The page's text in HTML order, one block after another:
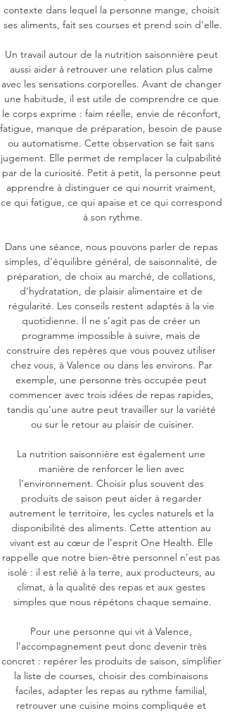
contexte dans lequel la personne mange, choisit
ses aliments, fait ses courses et prend soin d’elle.
Un travail autour de la nutrition saisonnière peut
aussi aider à retrouver une relation plus calme
avec les sensations corporelles. Avant de changer
une habitude, il est utile de comprendre ce que
le corps exprime : faim réelle, envie de réconfort,
fatigue, manque de préparation, besoin de pause
ou automatisme. Cette observation se fait sans
jugement. Elle permet de remplacer la culpabilité
par de la curiosité. Petit à petit, la personne peut
apprendre à distinguer ce qui nourrit vraiment,
ce qui fatigue, ce qui apaise et ce qui correspond
à son rythme.
Dans une séance, nous pouvons parler de repas
simples, d’équilibre général, de saisonnalité, de
préparation, de choix au marché, de collations,
d’hydratation, de plaisir alimentaire et de
régularité. Les conseils restent adaptés à la vie
quotidienne. Il ne s’agit pas de créer un
programme impossible à suivre, mais de
construire des repères que vous pouvez utiliser
chez vous, à Valence ou dans les environs. Par
exemple, une personne très occupée peut
commencer avec trois idées de repas rapides,
tandis qu’une autre peut travailler sur la variété
ou sur le retour au plaisir de cuisiner.
La nutrition saisonnière est également une
manière de renforcer le lien avec
l’environnement. Choisir plus souvent des
produits de saison peut aider à regarder
autrement le territoire, les cycles naturels et la
disponibilité des aliments. Cette attention au
vivant est au cœur de l’esprit One Health. Elle
rappelle que notre bien-être personnel n’est pas
isolé : il est relié à la terre, aux producteurs, au
climat, à la qualité des repas et aux gestes
simples que nous répétons chaque semaine.
Pour une personne qui vit à Valence,
l’accompagnement peut donc devenir très
concret : repérer les produits de saison, simplifier
la liste de courses, choisir des combinaisons
faciles, adapter les repas au rythme familial,
retrouver une cuisine moins compliquée et